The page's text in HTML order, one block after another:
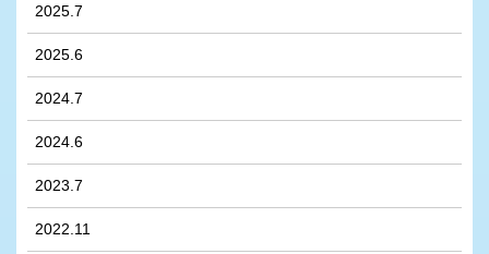
2025.7
2025.6
2024.7
2024.6
2023.7
2022.11